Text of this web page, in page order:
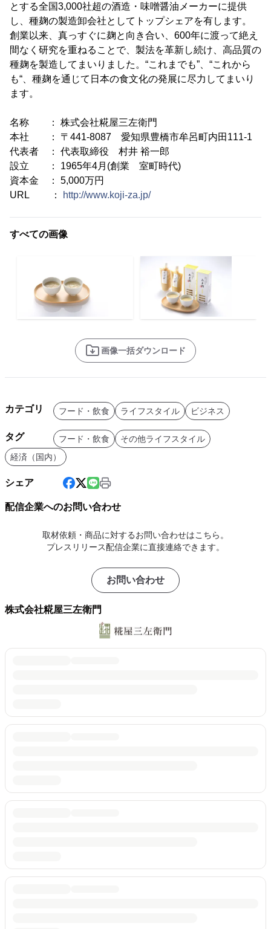
とする全国3,000社超の酒造・味噌醤油メーカーに提供
し、種麹の製造卸会社としてトップシェアを有します。
創業以来、真っすぐに麹と向き合い、600年に渡って絶え
間なく研究を重ねることで、製法を革新し続け、高品質の
種麹を製造してまいりました。“これまでも”、“これから
も“、種麹を通じて日本の食文化の発展に尽力してまいり
ます。
名称 ： 株式会社糀屋三左衛門
本社 ： 〒441-8087 愛知県豊橋市牟呂町内田111-1
代表者 ： 代表取締役 村井 裕一郎
設立 ： 1965年4月(創業 室町時代)
資本金 ： 5,000万円
URL ：
http://www.koji-za.jp/
すべての画像
画像一括ダウンロード
カテゴリ フード・飲食 ライフスタイル ビジネス
タグ フード・飲食
その他ライフスタイル
経済（国内）
シェア
配信企業へのお問い合わせ
取材依頼・商品に対するお問い合わせはこちら。
プレスリリース配信企業に直接連絡できます。
お問い合わせ
株式会社糀屋三左衛門